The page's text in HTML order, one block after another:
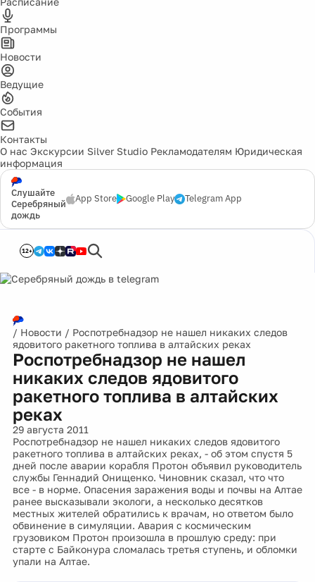
Программы
Новости
Ведущие
События
Контакты
О нас Экскурсии Silver Studio Рекламодателям Юридическая
информация
Слушайте
Серебряный
дождь
App Store Google Play Telegram App
12+
/ Новости / Роспотребнадзор не нашел никаких следов
ядовитого ракетного топлива в алтайских реках
Роспотребнадзор не нашел
никаких следов ядовитого
ракетного топлива в алтайских
реках
29 августа 2011
Роспотребнадзор не нашел никаких следов ядовитого
ракетного топлива в алтайских реках, - об этом спустя 5
дней после аварии корабля Протон объявил руководитель
службы Геннадий Онищенко. Чиновник сказал, что что
все - в норме. Опасения заражения воды и почвы на Алтае
ранее высказывали экологи, а несколько десятков
местных жителей обратились к врачам, но ответом было
обвинение в симуляции. Авария с космическим
грузовиком Протон произошла в прошлую среду: при
старте с Байконура сломалась третья ступень, и обломки
упали на Алтае.